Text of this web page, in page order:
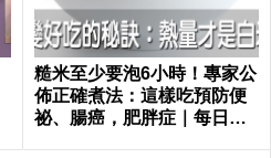
糙米至少要泡6小時！專家公
佈正確煮法：這樣吃預防便
祕、腸癌，肥胖症｜每日健